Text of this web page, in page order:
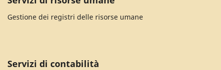
Gestione dei registri delle risorse umane
Servizi di contabilità